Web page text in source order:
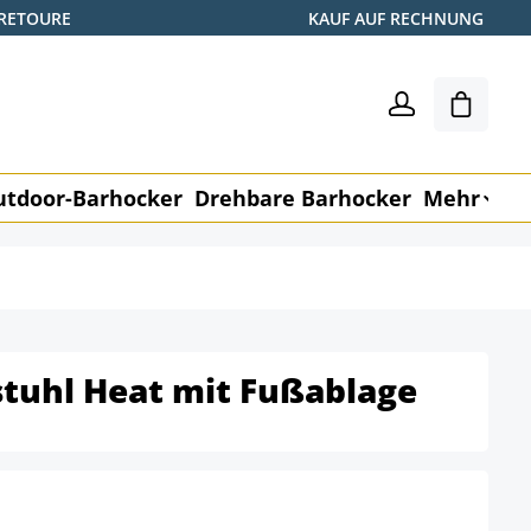
KAUF AUF RECHNUNG
Barhocker Drehbare Barhocker Mehr
Heat mit Fußablage